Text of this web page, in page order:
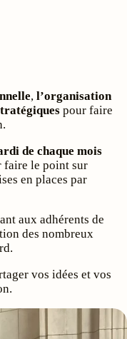
, l’organisation
pour faire
de chaque mois
faire le point sur
en places par
aux adhérents de
des nombreux
vos idées et vos